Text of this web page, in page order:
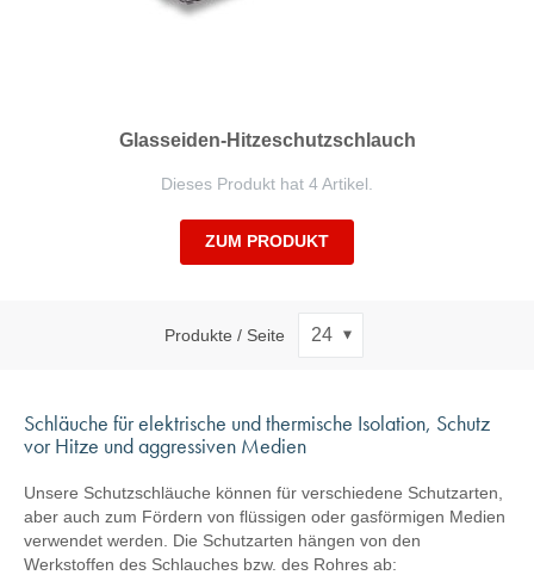
Glasseiden-Hitzeschutzschlauch
Dieses Produkt hat 4 Artikel.
ZUM PRODUKT
Produkte / Seite
Schläuche für elektrische und thermische Isolation, Schutz
vor Hitze und aggressiven Medien
Unsere Schutzschläuche können für verschiedene Schutzarten,
aber auch zum Fördern von flüssigen oder gasförmigen Medien
verwendet werden. Die Schutzarten hängen von den
Werkstoffen des Schlauches bzw. des Rohres ab: